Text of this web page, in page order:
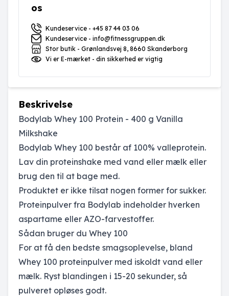
os
Kundeservice - +45 87 44 03 06
Kundeservice - info@fitnessgruppen.dk
Stor butik - Grønlandsvej 8, 8660 Skanderborg
Vi er E-mærket - din sikkerhed er vigtig
Beskrivelse
Bodylab Whey 100 Protein - 400 g Vanilla
Milkshake
Bodylab Whey 100 består af 100% valleprotein.
Lav din proteinshake med vand eller mælk eller
brug den til at bage med.
Produktet er ikke tilsat nogen former for sukker.
Proteinpulver fra Bodylab indeholder hverken
aspartame eller AZO-farvestoffer.
Sådan bruger du Whey 100
For at få den bedste smagsoplevelse, bland
Whey 100 proteinpulver med iskoldt vand eller
mælk. Ryst blandingen i 15-20 sekunder, så
pulveret opløses godt.